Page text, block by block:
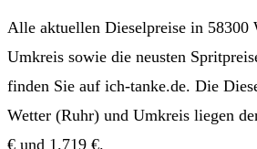
Alle aktuellen Dieselpreise in 58300
Umkreis sowie die neusten
finden Sie auf ich-tanke.de. Die
Wetter (Ruhr) und Umkreis liegen
€ und 1.719 €.